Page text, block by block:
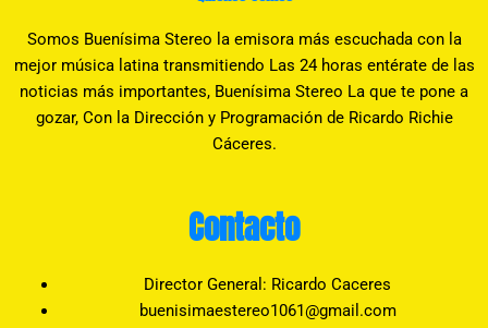
Somos Buenísima Stereo la emisora más escuchada con la
mejor música latina transmitiendo Las 24 horas entérate de las
noticias más importantes, Buenísima Stereo La que te pone a
gozar, Con la Dirección y Programación de Ricardo Richie
Cáceres.
Contacto
Director General: Ricardo Caceres
buenisimaestereo1061@gmail.com